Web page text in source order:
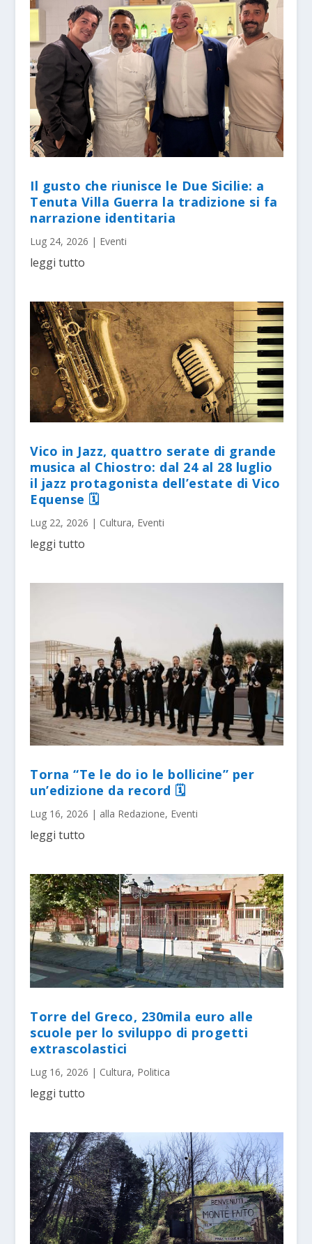
Il gusto che riunisce le Due Sicilie: a
Tenuta Villa Guerra la tradizione si fa
narrazione identitaria
Lug 24, 2026 | Eventi
leggi tutto
Vico in Jazz, quattro serate di grande
musica al Chiostro: dal 24 al 28 luglio
il jazz protagonista dell’estate di Vico
Equense 🗓
Lug 22, 2026 | Cultura, Eventi
leggi tutto
Torna “Te le do io le bollicine” per
un’edizione da record 🗓
Lug 16, 2026 | alla Redazione, Eventi
leggi tutto
Torre del Greco, 230mila euro alle
scuole per lo sviluppo di progetti
extrascolastici
Lug 16, 2026 | Cultura, Politica
leggi tutto